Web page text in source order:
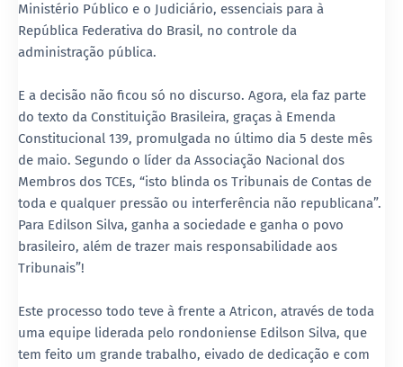
Ministério Público e o Judiciário, essenciais para à
República Federativa do Brasil, no controle da
administração pública.
E a decisão não ficou só no discurso. Agora, ela faz parte
do texto da Constituição Brasileira, graças à Emenda
Constitucional 139, promulgada no último dia 5 deste mês
de maio. Segundo o líder da Associação Nacional dos
Membros dos TCEs, “isto blinda os Tribunais de Contas de
toda e qualquer pressão ou interferência não republicana”.
Para Edilson Silva, ganha a sociedade e ganha o povo
brasileiro, além de trazer mais responsabilidade aos
Tribunais”!
Este processo todo teve à frente a Atricon, através de toda
uma equipe liderada pelo rondoniense Edilson Silva, que
tem feito um grande trabalho, eivado de dedicação e com